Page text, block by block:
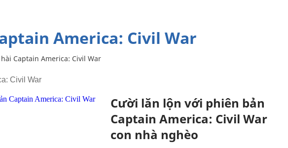
America: Civil War
Captain America: Civil War
Civil War
Cười lăn lộn với phiên bản
Captain America: Civil War
con nhà nghèo